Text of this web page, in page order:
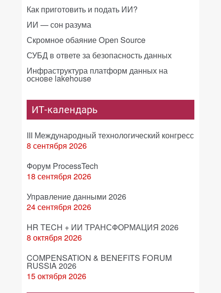
Как приготовить и подать ИИ?
ИИ — сон разума
Скромное обаяние Open Source
СУБД в ответе за безопасность данных
Инфраструктура платформ данных на
основе lakehouse
ИТ-календарь
III Международный технологический конгресс
8 сентября 2026
Форум ProcessTech
18 сентября 2026
Управление данными 2026
24 сентября 2026
HR TECH + ИИ ТРАНСФОРМАЦИЯ 2026
8 октября 2026
COMPENSATION & BENEFITS FORUM
RUSSIA 2026
15 октября 2026